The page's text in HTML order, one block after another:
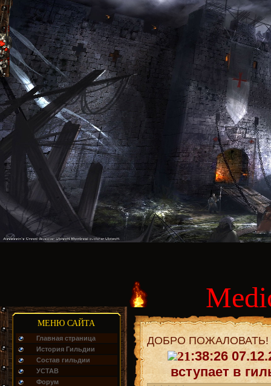
МЕНЮ САЙТА
Главная страница
История Гильдии
Состав гильдии
УСТАВ
Форум
ДОБРО ПОЖАЛОВАТЬ!
21:38:26
вступает в